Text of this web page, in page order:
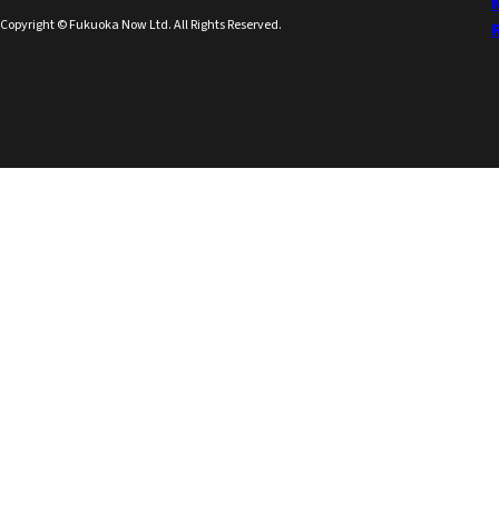
Copyright © Fukuoka Now Ltd. All Rights Reserved.